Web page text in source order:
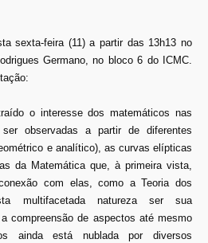
sexta-feira (11) a partir das 13h13 no
Germano, no bloco 6 do ICMC.
o interesse dos matemáticos nas
observadas a partir de diferentes
e analítico), as curvas elípticas
da Matemática que, à primeira vista,
com elas, como a Teoria dos
multifacetada natureza ser sua
compreensão de aspectos até mesmo
ainda está nublada por diversos